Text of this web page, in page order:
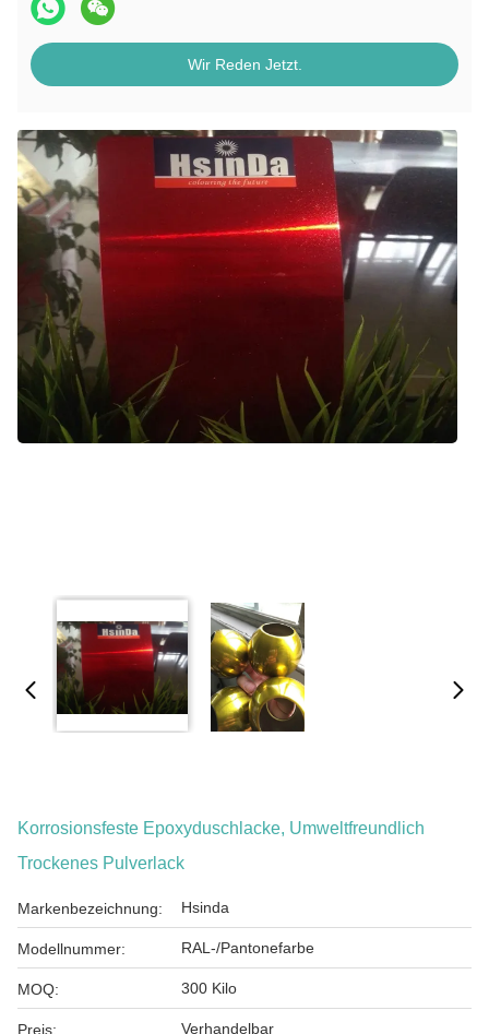
Wir Reden Jetzt.
Korrosionsfeste Epoxyduschlacke, Umweltfreundlich
Trockenes Pulverlack
Markenbezeichnung: Hsinda
Modellnummer: RAL-/Pantonefarbe
MOQ: 300 Kilo
Preis: Verhandelbar